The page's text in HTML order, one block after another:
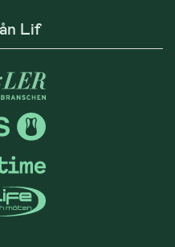
Lif